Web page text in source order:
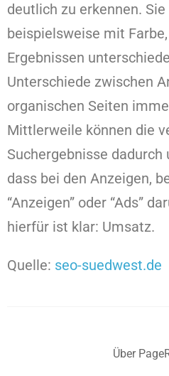
deutlich zu erkennen.
beispielsweise mit
Ergebnissen
Unterschiede zwischen
organischen Seiten
Mittlerweile können die
Suchergebnisse
dass bei den Anzeigen,
“Anzeigen” oder “Ads”
hierfür ist klar: Umsatz.
Quelle: seo-suedwest.de
Über